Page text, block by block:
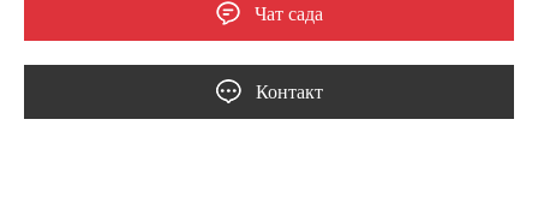
Чат сада
Контакт